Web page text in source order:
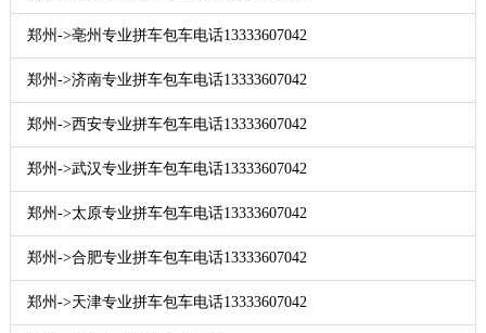
郑州->亳州专业拼车包车电话13333607042
郑州->济南专业拼车包车电话13333607042
郑州->西安专业拼车包车电话13333607042
郑州->武汉专业拼车包车电话13333607042
郑州->太原专业拼车包车电话13333607042
郑州->合肥专业拼车包车电话13333607042
郑州->天津专业拼车包车电话13333607042